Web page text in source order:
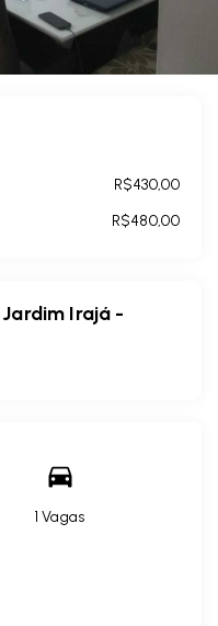
R$430,00
R$480,00
Irajá -
1 Vagas